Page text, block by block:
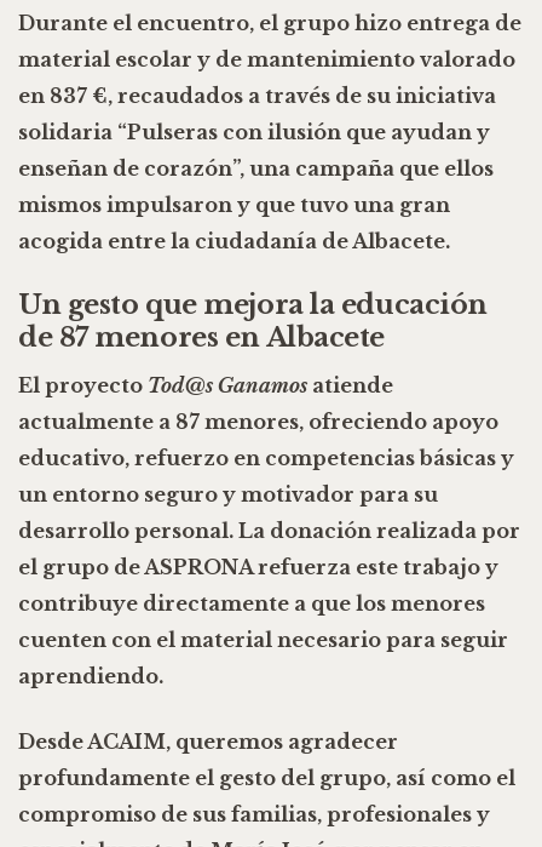
Durante el encuentro, el grupo hizo entrega de
material escolar y de mantenimiento valorado
en 837 €, recaudados a través de su iniciativa
solidaria “Pulseras con ilusión que ayudan y
enseñan de corazón”, una campaña que ellos
mismos impulsaron y que tuvo una gran
acogida entre la ciudadanía de Albacete.
Un gesto que mejora la educación
de 87 menores en Albacete
El proyecto Tod@s Ganamos atiende
actualmente a 87 menores, ofreciendo apoyo
educativo, refuerzo en competencias básicas y
un entorno seguro y motivador para su
desarrollo personal. La donación realizada por
el grupo de ASPRONArefuerza este trabajo y
contribuye directamente a que los menores
cuenten con el material necesario para seguir
aprendiendo.
Desde ACAIM, queremos agradecer
profundamente el gesto del grupo, así como el
compromiso de sus familias, profesionales y